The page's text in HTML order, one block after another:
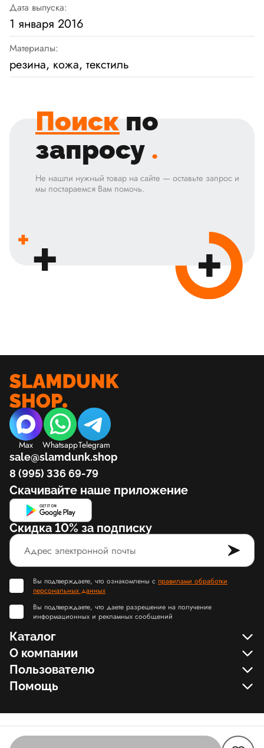
Дата выпуска:
1 января 2016
Материалы:
резина, кожа, текстиль
Поиск по
запросу .
Не нашли нужный товар на сайте — оставьте запрос и
мы постараемся Вам помочь.
Max WhatsappTelegram
sale@slamdunk.shop
8 (995) 336 69-79
Скачивайте наше приложение
Скидка 10% за подписку
Вы подтверждаете, что ознакомлены с правилами обработки
персональных данных
Вы подтверждаете, что даете разрешение на получение
информационных и рекламных сообщений
Каталог
О компании
Пользователю
Помощь